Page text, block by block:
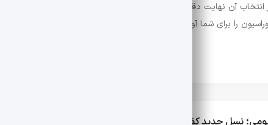
آن نهایت دقت را داشته باشید. زیرا با هزینه‌های بالای امروزی به
را برای شما آورده‌ایم تا به همه سوالات شما در مورد دیزاین و